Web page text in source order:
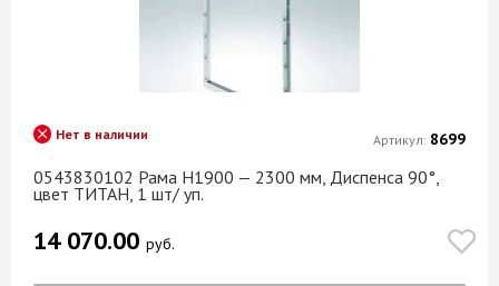
0543830102 Рама Н1900 — 2300 мм, Диспенса 90°,
цвет ТИТАН, 1 шт/ уп.
Нет в наличии
14 070.00 руб.
Артикул: 8699